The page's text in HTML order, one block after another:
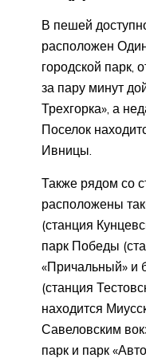
В пешей
расположен
городской парк,
за пару минут
Трехгорка», а
Поселок
Ивницы.
Также рядом со
расположены
(станция
парк Победы
«Причальный» и
(станция
находится
Савеловским
парк и парк